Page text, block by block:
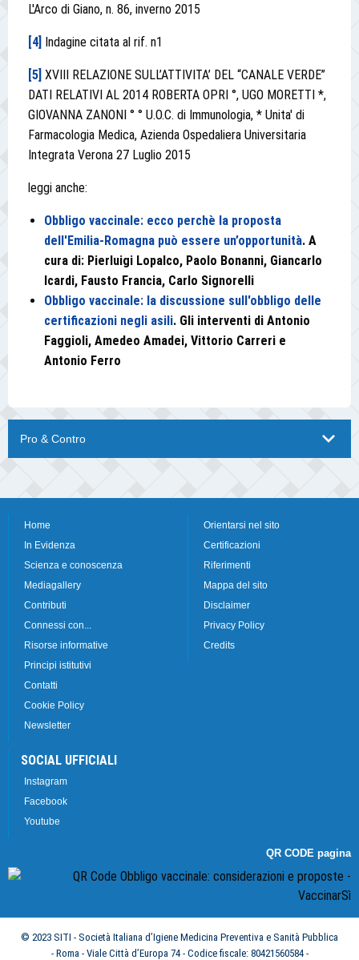
L'Arco di Giano, n. 86, inverno 2015
[4] Indagine citata al rif. n1
[5] XVIII RELAZIONE SULL’ATTIVITA’ DEL “CANALE VERDE”
DATI RELATIVI AL 2014 ROBERTA OPRI °, UGO MORETTI *,
GIOVANNA ZANONI ° ° U.O.C. di Immunologia, * Unita' di
Farmacologia Medica, Azienda Ospedaliera Universitaria
Integrata Verona 27 Luglio 2015
leggi anche:
Obbligo vaccinale: ecco perchè la proposta
dell'Emilia-Romagna può essere un’opportunità. A
cura di: Pierluigi Lopalco, Paolo Bonanni, Giancarlo
Icardi, Fausto Francia, Carlo Signorelli
Obbligo vaccinale: la discussione sull'obbligo delle
certificazioni negli asili. Gli interventi di Antonio
Faggioli, Amedeo Amadei, Vittorio Carreri e
Antonio Ferro
Pro & Contro
Home
In Evidenza
Scienza e conoscenza
Mediagallery
Contributi
Connessi con...
Risorse informative
Principi istitutivi
Contatti
Cookie Policy
Newsletter
Orientarsi nel sito
Certificazioni
Riferimenti
Mappa del sito
Disclaimer
Privacy Policy
Credits
SOCIAL UFFICIALI
Instagram
Facebook
Youtube
QR CODE pagina
© 2023 SITI - Società Italiana d’Igiene Medicina Preventiva e Sanità Pubblica
- Roma - Viale Città d’Europa 74 - Codice fiscale: 80421560584 -